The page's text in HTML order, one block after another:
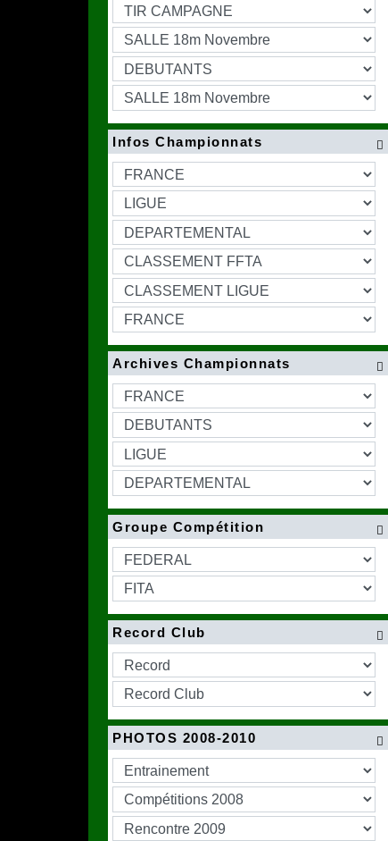

Infos Championnats

Archives Championnats

Groupe Compétition

Record Club

PHOTOS 2008-2010